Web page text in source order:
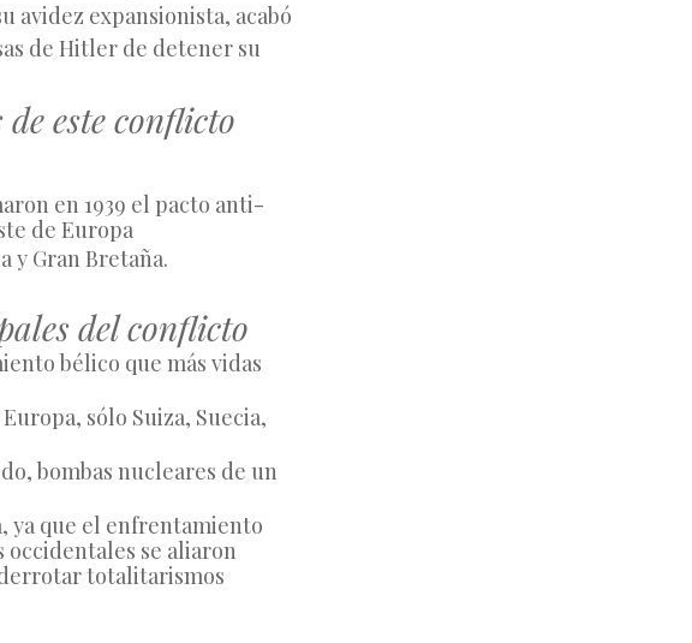
avidez expansionista, acabó
de Hitler de detener su
este conflicto
en 1939 el pacto anti-
de Europa
y Gran Bretaña.
del conflicto
bélico que más vidas
sólo Suiza, Suecia,
bombas nucleares de un
ya que el enfrentamiento
se aliaron
totalitarismos